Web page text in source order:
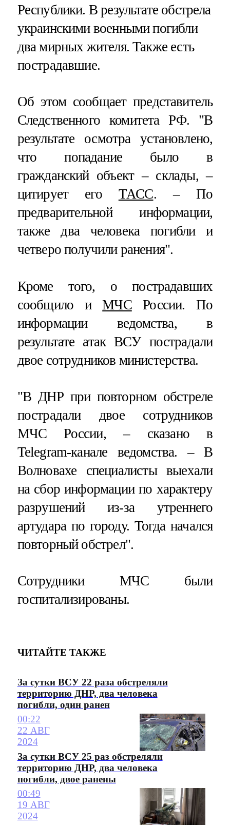
Республики. В результате обстрела
украинскими военными погибли
два мирных жителя. Также есть
пострадавшие.
Об этом сообщает представитель
Следственного комитета РФ. "В
результате осмотра установлено,
что попадание было в
гражданский объект – склады, –
цитирует его ТАСС. – По
предварительной информации,
также два человека погибли и
четверо получили ранения".
Кроме того, о пострадавших
сообщило иМЧСРоссии. По
информации ведомства, в
результате атак ВСУ пострадали
двое сотрудников министерства.
"В ДНР при повторном обстреле
пострадали двое сотрудников
МЧС России, – сказано в
Telegram-канале ведомства. – В
Волновахе специалисты выехали
на сбор информации по характеру
разрушений из-за утреннего
артудара по городу. Тогда начался
повторный обстрел".
Сотрудники МЧС были
госпитализированы.
ЧИТАЙТЕ ТАКЖЕ
За сутки ВСУ 22 раза обстреляли
территорию ДНР, два человека
погибли, один ранен
00:22
22 АВГ
2024
За сутки ВСУ 25 раз обстреляли
территорию ДНР, два человека
погибли, двое ранены
00:49
19 АВГ
2024